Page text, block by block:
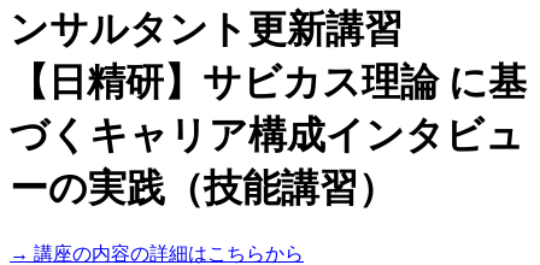
ンサルタント更新講習
【日精研】サビカス理論 に基
づくキャリア構成インタビュ
ーの実践（技能講習）
→ 講座の内容の詳細はこちらから